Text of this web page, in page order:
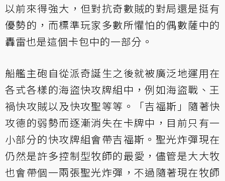
以前來得強大，但對抗奇數賊的對局還是挺有
優勢的，而標準玩家多數所懼怕的偶數薩中的
轟雷也是這個卡包中的一部分。
船艦主砲自從派奇誕生之後就被廣泛地運用在
各式各樣的海盜快攻牌組中，例如海盜戰、王
禍快攻賊以及快攻聖等等。「吉福斯」隨著快
攻德的弱勢而逐漸消失在卡牌中，目前只有一
小部分的快攻牌組會帶吉福斯。聖光炸彈現在
仍然是許多控制型牧師的最愛，儘管是大大牧
也會帶個一兩張聖光炸彈，不過隨著現在牧師